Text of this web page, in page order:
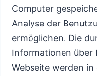
Computer
Analyse der
ermöglichen. Die
Informationen über
Webseite werden in